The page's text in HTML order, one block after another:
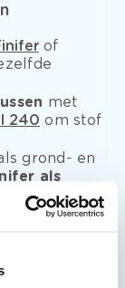
of
met
240 om stof
grond- en
als
derde
af met een
lakverf.